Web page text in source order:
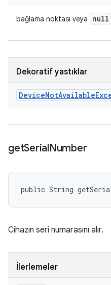
bağlama noktası veya null
Dekoratif yastıklar
DeviceNotAvailable
getSerialNumber
public String
Cihazın seri numarasını alır.
İlerlemeler